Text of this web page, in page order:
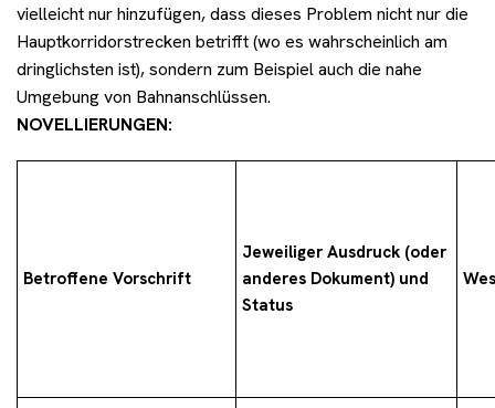
vielleicht nur hinzufügen, dass dieses Problem nicht nur die
Hauptkorridorstrecken betrifft (wo es wahrscheinlich am
dringlichsten ist), sondern zum Beispiel auch die nahe
Umgebung von Bahnanschlüssen.
NOVELLIERUNGEN:
Betroffene Vorschrift
Jeweiliger Ausdruck (oder
anderes Dokument) und
Status